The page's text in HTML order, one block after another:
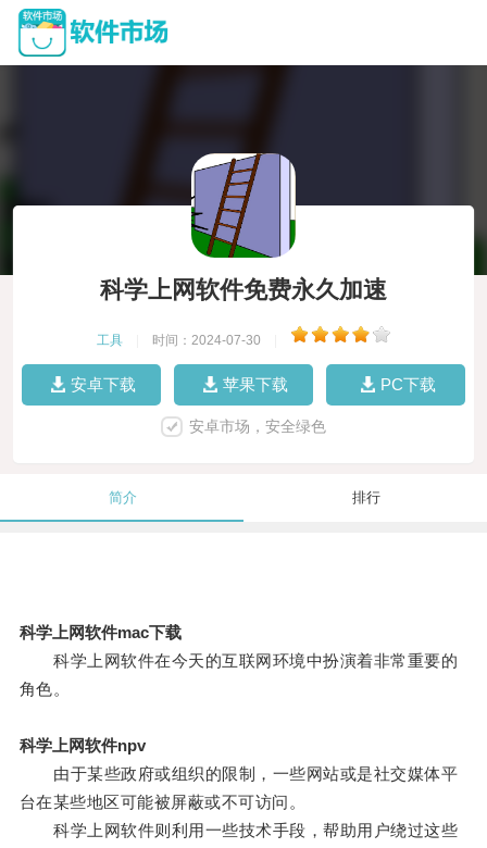
科学上网软件免费永久加速
工具 时间：2024-07-30
安卓下载 苹果下载 PC下载
安卓市场，安全绿色
简介 排行
科学上网软件mac下载
科学上网软件在今天的互联网环境中扮演着非常重要的
角色。
科学上网软件npv
由于某些政府或组织的限制，一些网站或是社交媒体平
台在某些地区可能被屏蔽或不可访问。
科学上网软件则利用一些技术手段，帮助用户绕过这些